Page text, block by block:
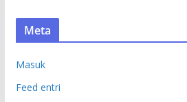
Meta
Masuk
Feed entri